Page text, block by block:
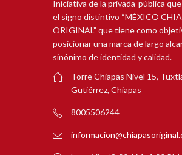
Iniciativa de la privada-pública
el signo distintivo “MÉXICO
ORIGINAL” que tiene como
posicionar una marca de largo
sinónimo de identidad y calidad.
Torre Chiapas Nivel 15,
Gutiérrez, Chiapas
8005506244